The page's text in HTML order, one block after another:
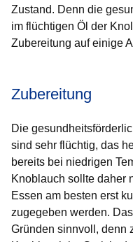
Zustand. Denn die
im flüchtigen Öl der
Zubereitung auf einige
Zubereitung
Die
sind sehr flüchtig, das
bereits bei niedrigen
Knoblauch sollte daher
Essen am besten erst
zugegeben werden.
Gründen sinnvoll, denn